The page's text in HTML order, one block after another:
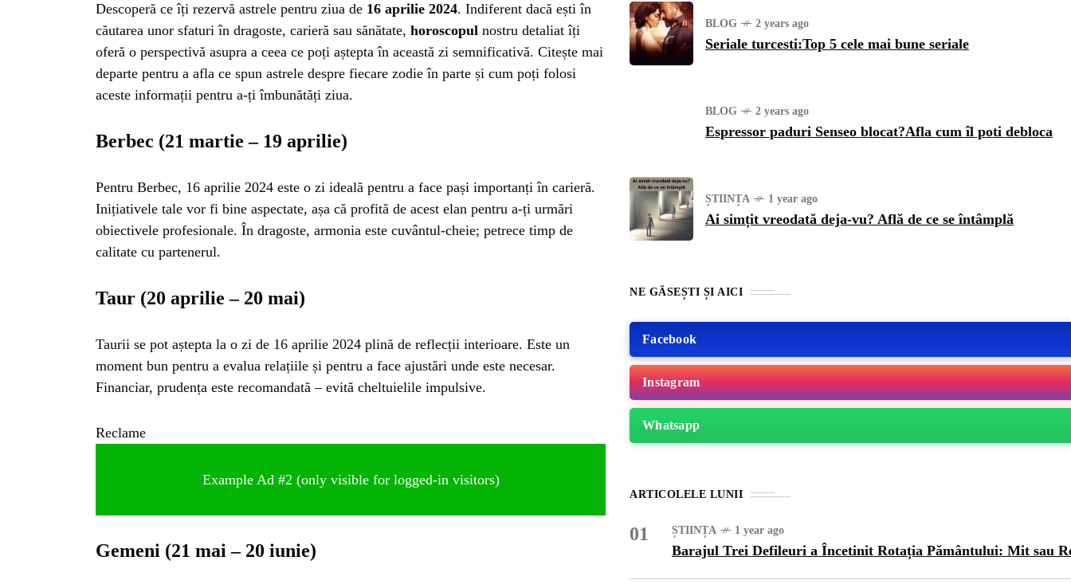
Descoperă ce îți rezervă astrele pentru ziua de 16 aprilie 2024. Indiferent dacă ești în
căutarea unor sfaturi în dragoste, carieră sau sănătate, horoscopul nostru detaliat îți
oferă o perspectivă asupra a ceea ce poți aștepta în această zi semnificativă. Citește mai
departe pentru a afla ce spun astrele despre fiecare zodie în parte și cum poți folosi
aceste informații pentru a-ți îmbunătăți ziua.
Berbec (21 martie – 19 aprilie)
Pentru Berbec, 16 aprilie 2024 este o zi ideală pentru a face pași importanți în carieră.
Inițiativele tale vor fi bine aspectate, așa că profită de acest elan pentru a-ți urmări
obiectivele profesionale. În dragoste, armonia este cuvântul-cheie; petrece timp de
calitate cu partenerul.
Taur (20 aprilie – 20 mai)
Taurii se pot aștepta la o zi de 16 aprilie 2024 plină de reflecții interioare. Este un
moment bun pentru a evalua relațiile și pentru a face ajustări unde este necesar.
Financiar, prudența este recomandată – evită cheltuielile impulsive.
Reclame
Example Ad #2 (only visible for logged-in visitors)
Gemeni (21 mai – 20 iunie)
BLOG 2 years ago
Seriale turcesti:Top 5 cele mai bune seriale
BLOG 2 years ago
Espressor paduri Senseo blocat?Afla cum îl poti debloca
ȘTIINȚA 1 year ago
Ai simțit vreodată deja-vu? Află de ce se întâmplă
NE GĂSEȘTI ȘI AICI
Facebook
Instagram
Whatsapp
ARTICOLELE LUNII
01 ȘTIINȚA 1 year ago
Barajul Trei Defileuri a Încetinit Rotația Pământului: Mit sau